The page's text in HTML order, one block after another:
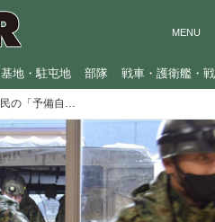
基地・駐屯地 部隊 戦車・護衛艦・